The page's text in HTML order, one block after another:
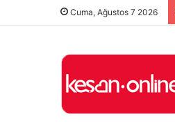
Cuma, Ağustos 7 2026